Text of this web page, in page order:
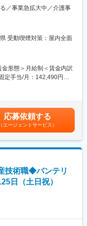
女性48名）が在籍してい
が多いです。また、女性
なため、コミュニケーシ
ます。
しています。また、装置
ュアル、医薬品の法律関
べる環境が整っていま
／事業急拡大中／介護事
療事業・障がい福祉事業
エリアマネージャー」と
育・離職防止
理などステーション運営
善
構築・運用管理
軸としたマネジメント
るブランディング強化
い場合や研修期間は、他
があります。（※賃金条件
受動喫煙対策：屋内全面
形態＞月給制＜賃金内訳
定手当/月：142,490円固
与は支給要件あり■賞与
はあくまでも目安の金額
あります。月給(月額)は固
応募依頼する
（エージェントサービス）
技術職◆バンテリ
日（土日祝）